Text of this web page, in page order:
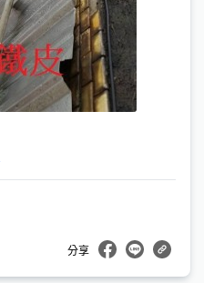
分享